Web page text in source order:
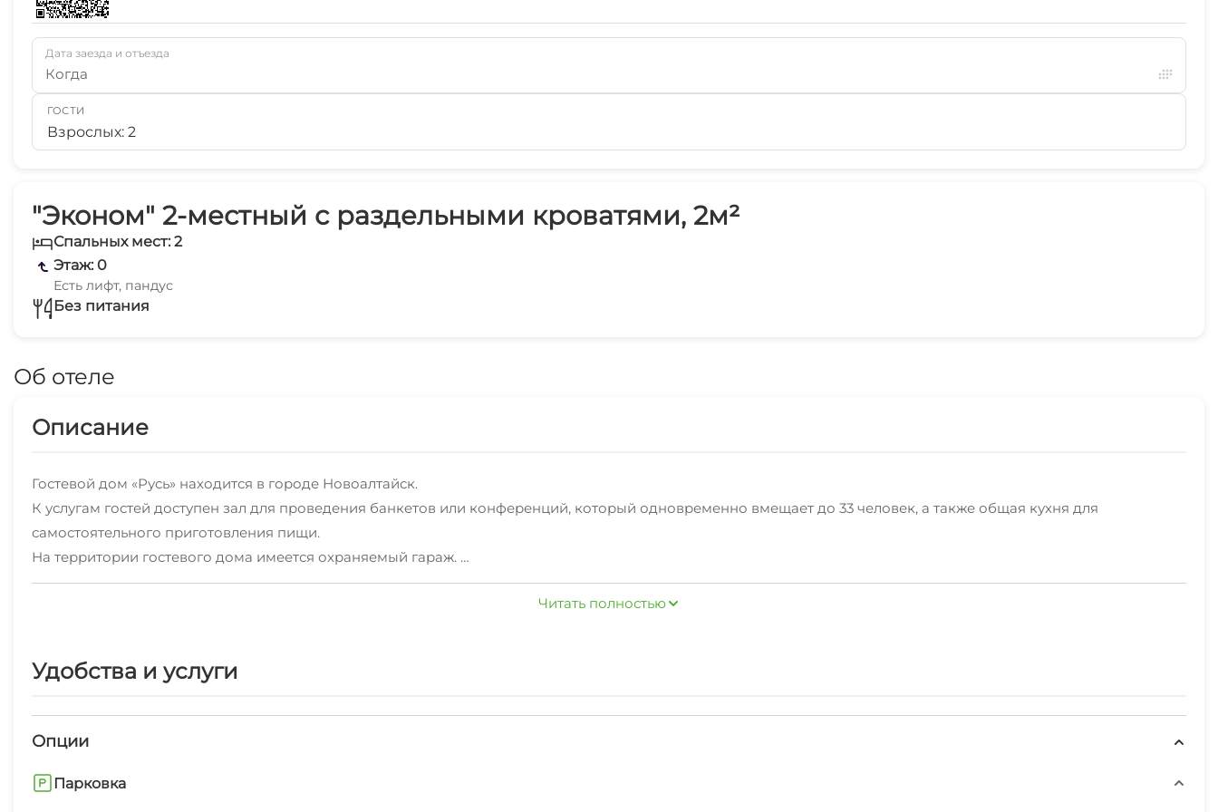
"Эконом" 2-местный с раздельными кроватями, 2м²
Спальных мест: 2
Этаж: 0
Есть лифт, пандус
Без питания
Об отеле
Описание
Гостевой дом «Русь» находится в городе Новоалтайск.
К услугам гостей доступен зал для проведения банкетов или конференций, который одновременно вмещает до 33 человек, а также общая кухня для
самостоятельного приготовления пищи.
На территории гостевого дома имеется охраняемый гараж.
В шаговой доступности расположены: кафе «Теремок», «Блинная», рынок «Октябрьский», кинотеатр «Ракета».
Читать полностью
Удобства и услуги
Опции
Парковка
Дата заезда и отъезда
Когда
ГОСТИ
Взрослых: 2